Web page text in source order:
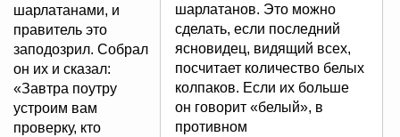
шарлатанов. Это можно
сделать, если последний
ясновидец, видящий всех,
посчитает количество белых
колпаков. Если их больше
он говорит «белый», в
противном
шарлатанами, и
правитель это
заподозрил. Собрал
он их и сказал:
«Завтра поутру
устроим вам
проверку, кто